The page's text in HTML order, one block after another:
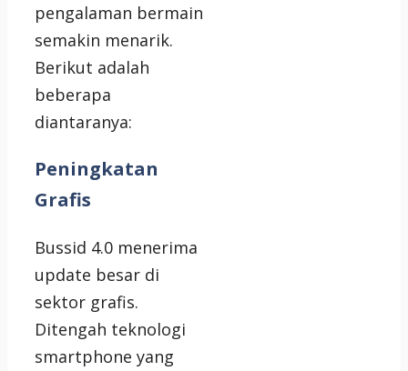
pengalaman bermain
semakin menarik.
Berikut adalah
beberapa
diantaranya:
Peningkatan
Grafis
Bussid 4.0 menerima
update besar di
sektor grafis.
Ditengah teknologi
smartphone yang